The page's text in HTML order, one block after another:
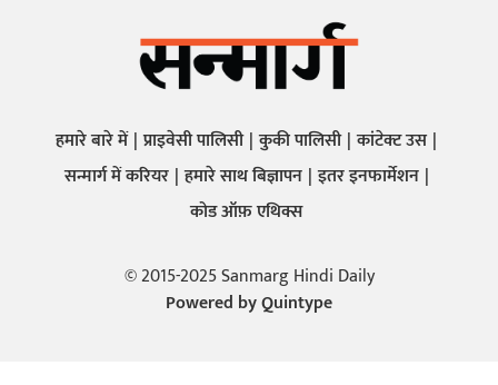
हमारे बारे में प्राइवेसी पालिसी कुकी पालिसी कांटेक्ट उस
सन्मार्ग में करियर हमारे साथ बिज्ञापन इतर इनफार्मेशन
कोड ऑफ़ एथिक्स
© 2015-2025 Sanmarg Hindi Daily
Powered byQuintype